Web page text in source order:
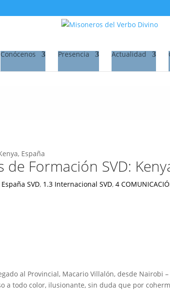
Conócenos Presencia Actualidad
Formación SVD:
SVD, 1.3 Internacional SVD,4
al Provincial, Macario Villalón, desde Nairobi
a todo color, ilusionante, sin duda que por